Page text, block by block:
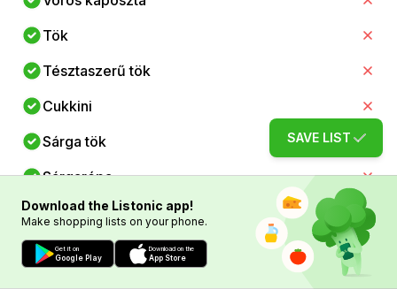
Tök
Tésztaszerű tök
Cukkini
Sárga tök
Sárgarépa
Édesburgonya
Russet burgonya
SAVE LIST
Download the Listonic app!
Make shopping lists on your phone.
Get it on
Google Play
Download on the
App Store